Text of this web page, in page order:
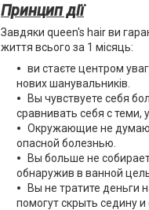
Принцип дії
Завдяки queen's hair ви
життя всього за 1 місяць:
ви стаєте центром
нових шанувальників.
Вы чувствуете себя
сравнивать себя с теми,
Окружающие не
опасной болезнью.
Вы больше не
обнаружив в ванной
Вы не тратите деньги
помогут скрыть седину